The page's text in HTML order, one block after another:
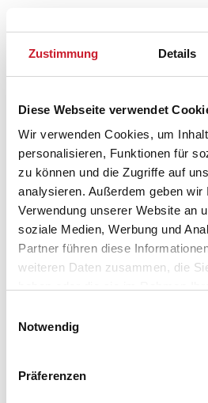
Zustimmung Details
Diese Webseite verwendet
Wir verwenden Cookies, um
personalisieren, Funktionen für
zu können und die Zugriffe auf
analysieren. Außerdem geben
Verwendung unserer Website an
soziale Medien, Werbung und
Partner führen diese
weiteren Daten zusammen, die
Notwendig
Präferenzen
Adresse
Ferienhaus 04192
Skovmose/Als
6470 Sydals